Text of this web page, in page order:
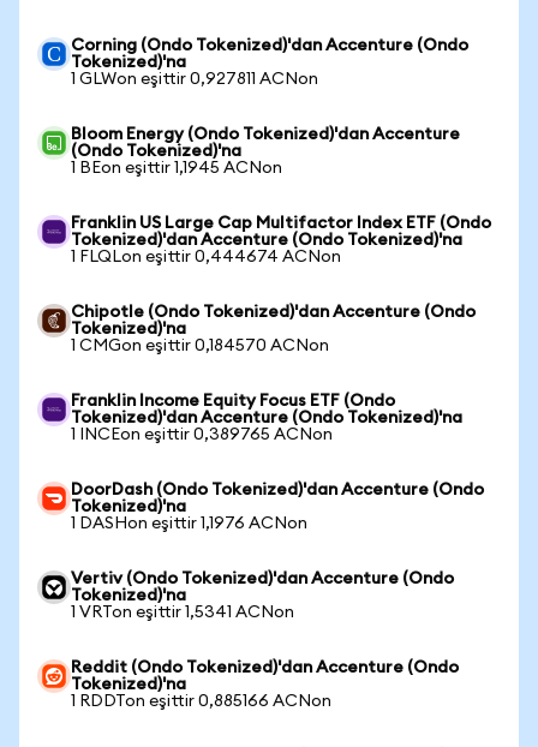
Corning (Ondo Tokenized)'dan Accenture (Ondo
Tokenized)'na
1 GLWon eşittir 0,927811 ACNon
Bloom Energy (Ondo Tokenized)'dan Accenture
(Ondo Tokenized)'na
1 BEon eşittir 1,1945 ACNon
Franklin US Large Cap Multifactor Index ETF (Ondo
Tokenized)'dan Accenture (Ondo Tokenized)'na
1 FLQLon eşittir 0,444674 ACNon
Chipotle (Ondo Tokenized)'dan Accenture (Ondo
Tokenized)'na
1 CMGon eşittir 0,184570 ACNon
Franklin Income Equity Focus ETF (Ondo
Tokenized)'dan Accenture (Ondo Tokenized)'na
1 INCEon eşittir 0,389765 ACNon
DoorDash (Ondo Tokenized)'dan Accenture (Ondo
Tokenized)'na
1 DASHon eşittir 1,1976 ACNon
Vertiv (Ondo Tokenized)'dan Accenture (Ondo
Tokenized)'na
1 VRTon eşittir 1,5341 ACNon
Reddit (Ondo Tokenized)'dan Accenture (Ondo
Tokenized)'na
1 RDDTon eşittir 0,885166 ACNon